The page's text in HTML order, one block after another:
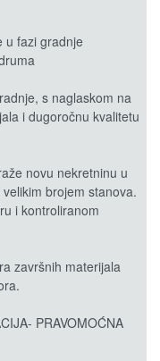
u fazi gradnje
s naglaskom na
i dugoročnu kvalitetu
novu nekretninu u
brojem stanova.
i kontroliranom
završnih materijala
PRAVOMOĆNA